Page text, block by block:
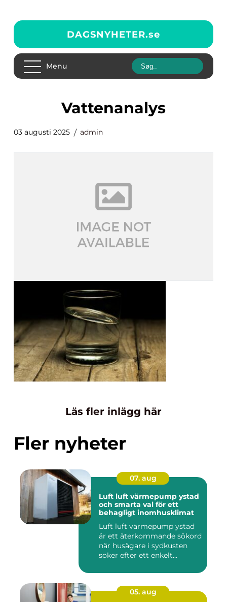
DAGSNYHETER.se
Menu
Vattenanalys
03 augusti 2025 admin
Läs fler inlägg här
Fler nyheter
07. aug
Luft luft värmepump ystad
och smarta val för ett
behagligt inomhusklimat
Luft luft värmepump ystad
är ett återkommande sökord
när husägare i sydkusten
söker efter ett enkelt...
05. aug